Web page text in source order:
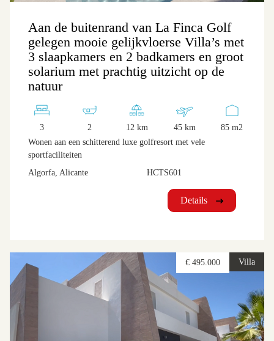
Aan de buitenrand van La Finca Golf
gelegen mooie gelijkvloerse Villa’s met
3 slaapkamers en 2 badkamers en groot
solarium met prachtig uitzicht op de
natuur
3 2 12 km 45 km
85 m2
Wonen aan een schitterend luxe golfresort met vele
sportfaciliteiten
Algorfa, Alicante
HCTS601
Details
Villa
€ 495.000